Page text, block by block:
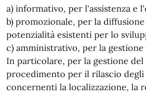
a) informativo, per l'assistenza e
b) promozionale, per la
potenzialità esistenti per lo
c) amministrativo, per la
In particolare, per la gestione
procedimento per il rilascio
concernenti la localizzazione, la